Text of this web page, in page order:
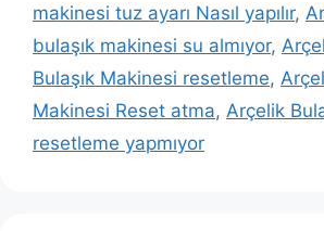
makinesi tuz ayarı Nasıl yapılır,
bulaşık makinesi su almıyor,
Bulaşık Makinesi resetleme,
Makinesi Reset atma, Arçelik
resetleme yapmıyor